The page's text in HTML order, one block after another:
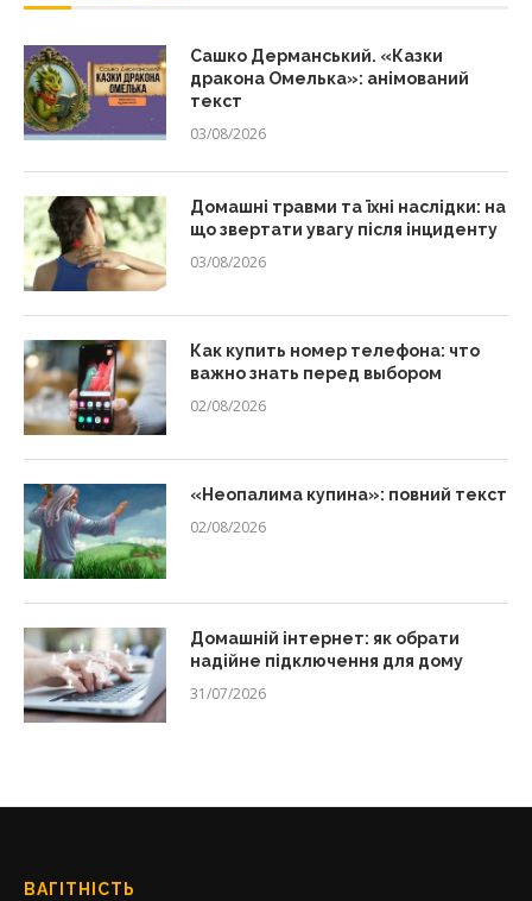
Сашко Дерманський. «Казки
дракона Омелька»: анімований
текст
03/08/2026
Домашні травми та їхні наслідки: на
що звертати увагу після інциденту
03/08/2026
Как купить номер телефона: что
важно знать перед выбором
02/08/2026
«Неопалима купина»: повний текст
02/08/2026
Домашній інтернет: як обрати
надійне підключення для дому
31/07/2026
ВАГІТНІСТЬ